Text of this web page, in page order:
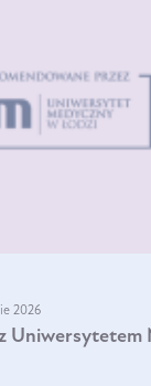
2026
Uniwersytetem